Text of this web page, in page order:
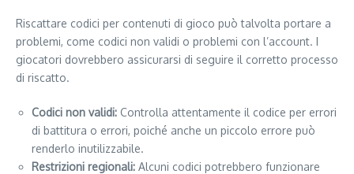
Riscattare codici per contenuti di gioco può talvolta portare a
problemi, come codici non validi o problemi con l’account. I
giocatori dovrebbero assicurarsi di seguire il corretto processo
di riscatto.
Codici non validi: Controlla attentamente il codice per errori
di battitura o errori, poiché anche un piccolo errore può
renderlo inutilizzabile.
Restrizioni regionali: Alcuni codici potrebbero funzionare